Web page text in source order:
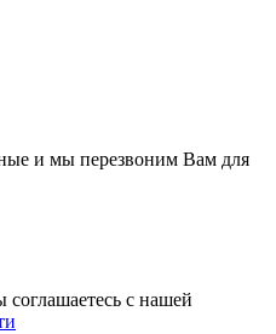
и мы перезвоним Вам для
с нашей